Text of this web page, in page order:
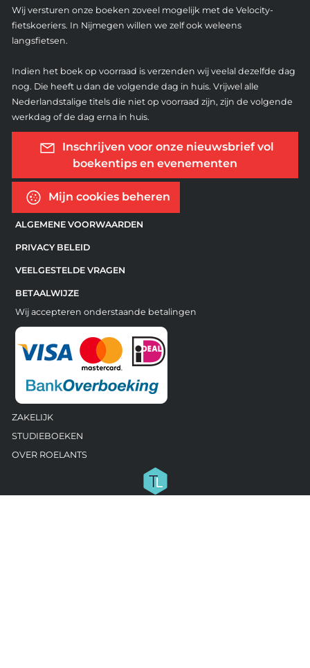
Wij versturen onze boeken zoveel mogelijk met de Velocity-
fietskoeriers. In Nijmegen willen we zelf ook weleens
langsfietsen.
Indien het boek op voorraad is verzenden wij veelal dezelfde dag
nog. Die heeft u dan de volgende dag in huis. Vrijwel alle
Nederlandstalige titels die niet op voorraad zijn, zijn de volgende
werkdag of de dag erna in huis.
Inschrijven voor onze nieuwsbrief vol
boekentips en evenementen
Mijn cookies beheren
ALGEMENE VOORWAARDEN
PRIVACY BELEID
VEELGESTELDE VRAGEN
BETAALWIJZE
Wij accepteren onderstaande betalingen
ZAKELIJK
STUDIEBOEKEN
OVER ROELANTS